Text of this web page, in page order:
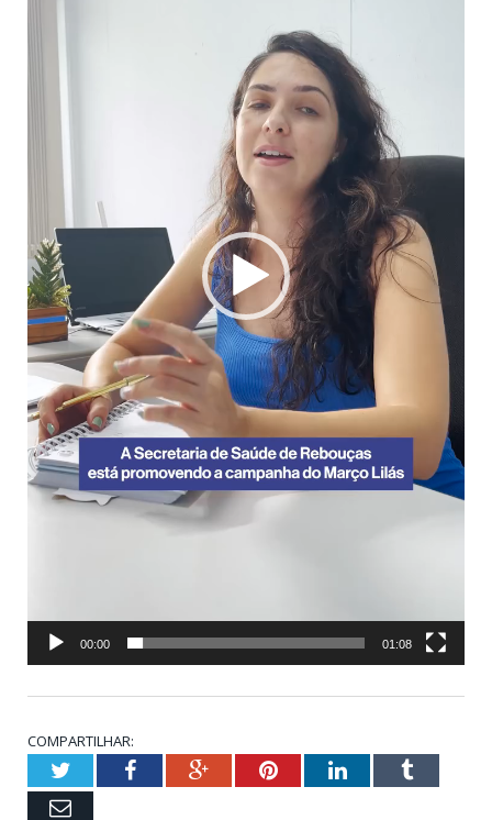
00:00 01:08
COMPARTILHAR:
TwitterFacebookGoogle+PinterestLinkedInTumblr
Email